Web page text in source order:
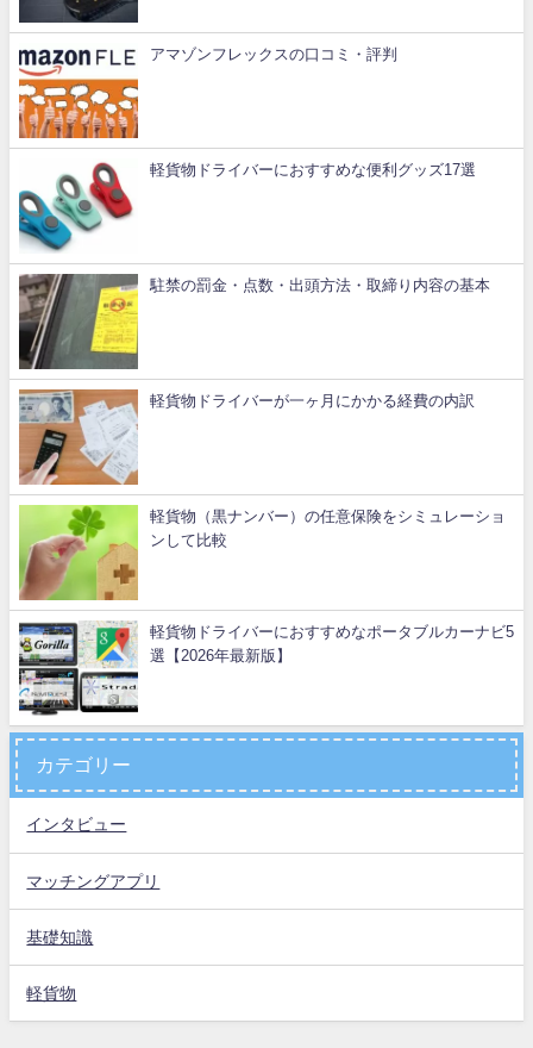
アマゾンフレックスの口コミ・評判
軽貨物ドライバーにおすすめな便利グッズ17選
駐禁の罰金・点数・出頭方法・取締り内容の基本
軽貨物ドライバーが一ヶ月にかかる経費の内訳
軽貨物（黒ナンバー）の任意保険をシミュレーショ
ンして比較
軽貨物ドライバーにおすすめなポータブルカーナビ5
選【2026年最新版】
カテゴリー
インタビュー
マッチングアプリ
基礎知識
軽貨物